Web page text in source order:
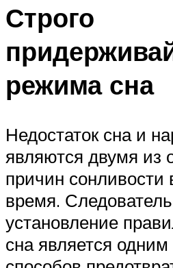
Строго
режима сна
Недостаток сна и
являются двумя из
причин сонливости
время.
установление
сна является